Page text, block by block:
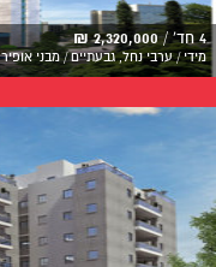
4 חד' / 2,320,000 ₪
מידי / ערבי נחל, גבעתיים / מבני אופיר